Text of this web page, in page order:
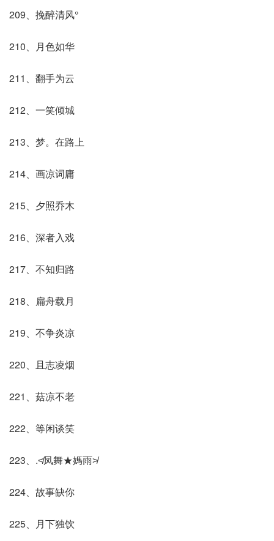
209、挽醉清风°
210、月色如华
211、翻手为云
212、一笑倾城
213、梦。在路上
214、画凉词庸
215、夕照乔木
216、深者入戏
217、不知归路
218、扁舟载月
219、不争炎凉
220、且志凌烟
221、菇凉不老
222、等闲谈笑
223、.≮凤舞★媽雨≯
224、故事缺你
225、月下独饮